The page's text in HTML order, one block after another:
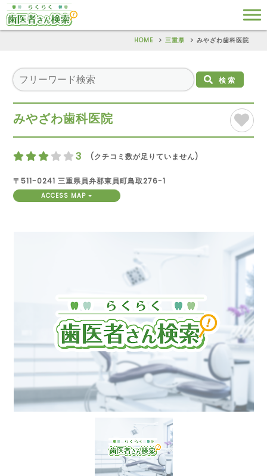
HOME 三重県 みやざわ歯科医院
検索
みやざわ歯科医院
3 (クチコミ数が足りていません)
〒511-0241 三重県員弁郡東員町鳥取276-1
ACCESS MAP